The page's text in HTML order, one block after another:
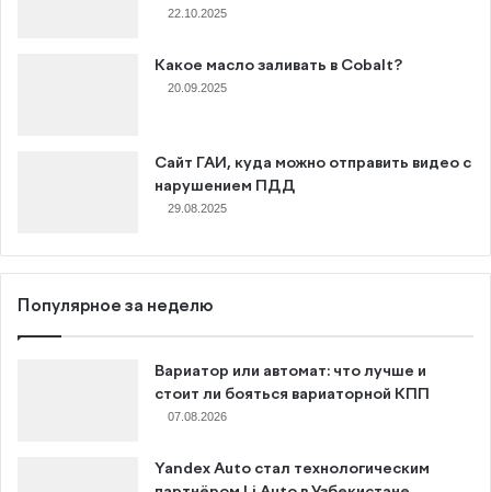
22.10.2025
Какое масло заливать в Cobalt?
20.09.2025
Сайт ГАИ, куда можно отправить видео с
нарушением ПДД
29.08.2025
Популярное за неделю
Вариатор или автомат: что лучше и
стоит ли бояться вариаторной КПП
07.08.2026
Yandex Auto стал технологическим